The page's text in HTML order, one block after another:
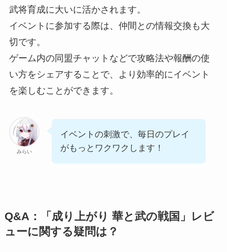
武将育成に大いに活かされます。
イベントに参加する際は、仲間との情報交換も大
切です。
ゲーム内の同盟チャットなどで攻略法や報酬の使
い方をシェアすることで、より効率的にイベント
を楽しむことができます。
みらい
イベントの刺激で、毎日のプレイ
がもっとワクワクします！
Q&A：「成り上がり 華と武の戦国」レビ
ューに関する疑問は？